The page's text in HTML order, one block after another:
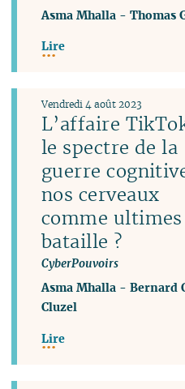
Asma Mhalla -Thomas
Lire
L’affaire
le spectre de la
guerre
nos cerveaux
comme
bataille ?
CyberPouvoirs
Vendredi 4 août 2023
Asma Mhalla -Bernard
Cluzel
Lire